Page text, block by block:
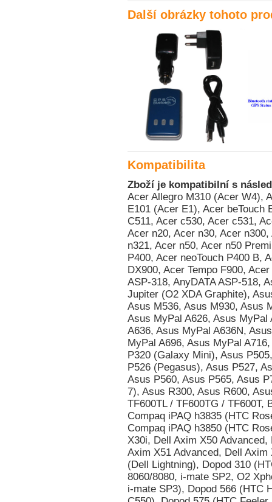
Další obrázky tohoto
Kompatibilita
Zboží je kompatibilní s
Acer Allegro M310 (Acer W4), Acer beTouch E100 (Acer C1), Acer beTouch E101 (Acer E1), Acer beTouch E200 (Acer L1), Acer c500, Acer c510, Acer C511, Acer c530, Acer c531, Acer d100, Acer DX650, Acer e305, Acer e310, Acer n20, Acer n30, Acer n300, Acer n310, Acer n311, Acer n320, Acer n321, Acer n50, Acer n50 Premium, Acer neoTouch P300, Acer neoTouch P400, Acer neoTouch P400 B, Acer neoTouch S200 (Acer F1), Acer Tempo DX900, Acer Tempo F900, Acer Tempo M900, Acer Tempo X960, AnyDATA ASP-318, AnyDATA ASP-518, Asus Calf (Garmin-Asus nuvifone G60), Asus Jupiter (O2 XDA Graphite), Asus Lamborghini ZX1, Asus M530w (Aries), Asus M536, Asus M930, Asus Mars II (O2 XDA Zinc), Asus MyPal A620BT, Asus MyPal A626, Asus MyPal A632, Asus MyPal A632N, Asus MyPal A636, Asus MyPal A636N, Asus MyPal A639, Asus MyPal A686, Asus MyPal A696, Asus MyPal A716, Asus MyPal A730, Asus MyPal A730w, Asus P320 (Galaxy Mini), Asus P505, Asus P515 (zrušeno), Asus P525, Asus P526 (Pegasus), Asus P527, Asus P535, Asus P550 (Solaris), Asus P552w, Asus P560, Asus P565, Asus P735, Asus P750, Asus P835 (Asus Galaxy 7), Asus R300, Asus R600, Asus R700, Asus R700t, Asus Vivo Tab RT TF600TL / TF600TG / TF600T, BenQ E72, BenQ P50, BenQ Siemens P51, Compaq iPAQ h3835 (HTC Rosella), Compaq iPAQ h3845 (HTC Rosella), Compaq iPAQ h3850 (HTC Rosella), Dell Axim X30 Advanced, Dell Axim X30i, Dell Axim X50 Advanced, Dell Axim X50 Basic, Dell Axim X50v, Dell Axim X51 Advanced, Dell Axim X51 Basic, Dell Axim X51v, Dell Venue Pro (Dell Lightning), Dopod 310 (HTC Oxygen), Dopod 535 (HTC Voyager, Qtek 8060/8080, i-mate SP2, O2 Xphone), Dopod 565 (HTC Typhoon, Qtek 8010, i-mate SP3), Dopod 566 (HTC Hurricane/Robbie, Qtek 8200, SDA II, SPV C550), Dopod 575 (HTC Feeler, Qtek 8020, i-mate SP3i, O2 Xphone II), Dopod 577W (HTC Tornado Noble, i-mate SP5, O2 XDA Orion/IQ), Dopod 585 (HTC Amadeus, O2 Xphone IIm, T-Mobile SDA Music), Dopod 586 (HTC Hurricane/Robbie, Qtek 8200, SDA II, SPV C550), Dopod 586W (HTC Tornado Tempo, Qtek 8300, i-mate SP5m, T-Mobile SDA US), Dopod 595 (HTC Breeze 160, i-mate SP JAS), Dopod 696 (HTC Himalaya, i-mate Pocket PC Phone Edition, Qtek 2020/2060, O2 XDA II, T-Mobile MDA II, Orang, Dopod 696i (HTC Himalaya, i-mate Pocket PC Phone Edition, Qtek 2020/2060, O2 XDA II, T-Mobile MDA II, Oran, Dopod 699 (HTC Alpine, Qtek 2020i, i-mate PDA2 Pocket PC, O2 XDA IIi), Dopod 700 (HTC Blue Angel, T-Mobile MDA III, Qtek 9090, i-mate PDA2k, O2 XDA III, XDA IIs), Dopod 710/StrTrk S300 (HTC StarTrek 160, Qtek 8500), Dopod 818 (HTC Magician, Qtek S100/S110, O2 XDA II mini/mini Black, MDA Compact, i-mate New JAM/JAM Limit, Dopod 818 Pro (HTC Prophet, i-mate JAMin, Qtek S200, O2 XDA Neo), Dopod 828+ (HTC Magician Refresh), Dopod 830 (HTC Prophet, Qtek S200, i-mate JAMin, O2 XDA Neo), Dopod 838 (HTC Wizard 110, Qtek A9100), Dopod 838 Pro (HTC Hermes 100, O2 XDA Trion), Dopod 900 (HTC Universal, Qtek 9000, MDA Pro, XDA Exec, i-mate JASJAR), Dopod C500 (HTC Vox), Dopod C720W (HTC Excalibur 100, XDA Cosmo), Dopod C730 (HTC Cavalier), Dopod C800 (HTC Herald 100, O2 XDA Terra), Dopod C858 (HTC Herald 100, O2 XDA Terra), Dopod CHT 9000 (HTC Hermes 200), Dopod CHT 9100 (HTC Trinity 100), Dopod CHT 9110 (HTC Trinity 100), Dopod D600 (HTC Gene 100/P3400), Dopod D802 (HTC Love), Dopod D810 (HTC Trinity 100, Dopod CHT 9100, Qtek P3600), Dopod D818c (HTC Wave), Dopod E616 (HTC Panda), Dopod M700 (HTC Love), Dopod P100 (HTC Galaxy 100, Qtek G100, i-mate PDA-N), Dopod P800 (HTC Artemis 110), Dopod P800W (HTC Artemis 100, Qtek G200, MDA Compact III, Orange SPV M650), Dopod P860 (HTC Touch Cruise/Polaris 100), Dopod S1 (HTC Elfin 100), Dopod S1 - Enhanced Version (HTC Elfin 100), Dopod T5399 (HTC Twin 10000), Dopod T5588 (HTC HengShan), Dopod T8388 (HTC Qilin), Dopod Touch Cruise T4288 (HTC Iolite), Dopod Touch Diamond 2 (HTC Topaz), Dopod Touch T3238 (HTC Jade 100/Touch 3G), Dopod Touch Viva T2222 (HTC Opal 100), Dopod U1000 (HTC Advantage/Athena 100, T-Mobile MDA Ameo), E-TEN Glofiish DX900, E-TEN Glofiish M700, E-TEN Glofiish M750, E-TEN Glofiish M800, E-TEN Glofiish M810, E-TEN Glofiish